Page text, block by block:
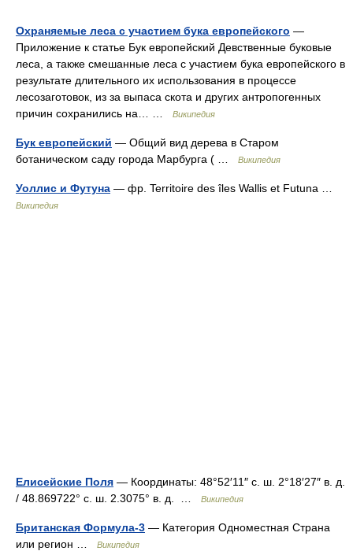
Охраняемые леса с участием бука европейского —
Приложение к статье Бук европейский Девственные буковые
леса, а также смешанные леса с участием бука европейского в
результате длительного их использования в процессе
лесозаготовок, из за выпаса скота и других антропогенных
причин сохранились на… …
Википедия
Бук европейский — Общий вид дерева в Старом
ботаническом саду города Марбурга ( …
Википедия
Уоллис и Футуна — фр. Territoire des îles Wallis et Futuna …
Википедия
Елисейские Поля — Координаты: 48°52′11″ с. ш. 2°18′27″ в. д.
/ 48.869722° с. ш. 2.3075° в. д. …
Википедия
Британская Формула-3 — Категория Одноместная Страна
или регион …
Википедия